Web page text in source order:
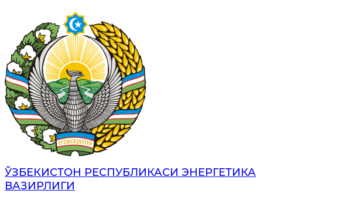
ЎЗБЕКИСТОН РЕСПУБЛИКАСИ ЭНЕРГЕТИКА
ВАЗИРЛИГИ